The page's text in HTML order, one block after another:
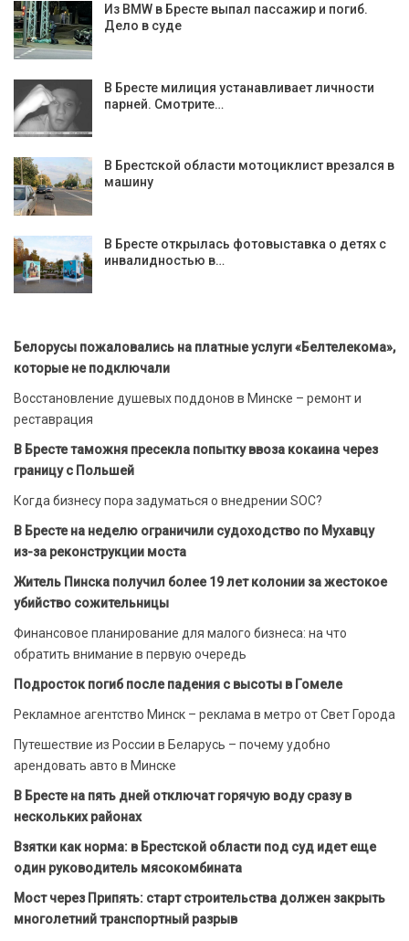
Из BMW в Бресте выпал пассажир и погиб.
Дело в суде
В Бресте милиция устанавливает личности
парней. Смотрите…
В Брестской области мотоциклист врезался в
машину
В Бресте открылась фотовыставка о детях с
инвалидностью в…
Белорусы пожаловались на платные услуги «Белтелекома»,
которые не подключали
Восстановление душевых поддонов в Минске – ремонт и
реставрация
В Бресте таможня пресекла попытку ввоза кокаина через
границу с Польшей
Когда бизнесу пора задуматься о внедрении SOC?
В Бресте на неделю ограничили судоходство по Мухавцу
из-за реконструкции моста
Житель Пинска получил более 19 лет колонии за жестокое
убийство сожительницы
Финансовое планирование для малого бизнеса: на что
обратить внимание в первую очередь
Подросток погиб после падения с высоты в Гомеле
Рекламное агентство Минск – реклама в метро от Свет Города
Путешествие из России в Беларусь – почему удобно
арендовать авто в Минске
В Бресте на пять дней отключат горячую воду сразу в
нескольких районах
Взятки как норма: в Брестской области под суд идет еще
один руководитель мясокомбината
Мост через Припять: старт строительства должен закрыть
многолетний транспортный разрыв